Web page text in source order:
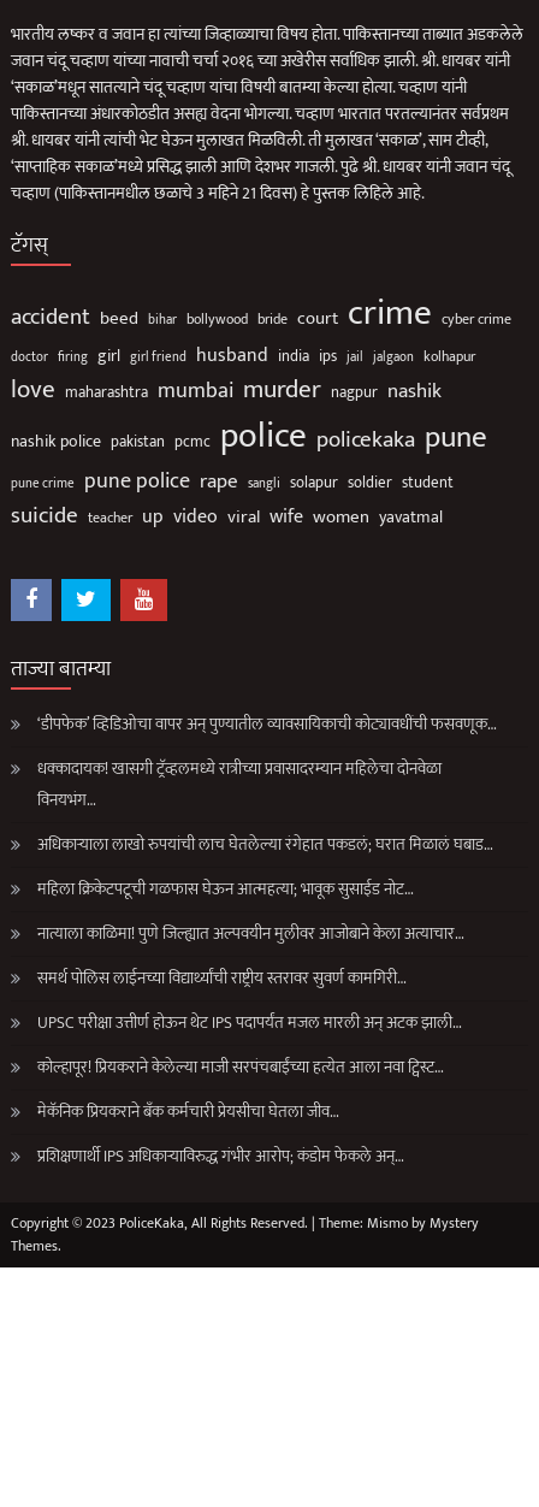
भारतीय लष्कर व जवान हा त्यांच्या जिव्हाळ्याचा विषय होता. पाकिस्तानच्या ताब्यात अडकलेले
जवान चंदू चव्हाण यांच्या नावाची चर्चा २०१६ च्या अखेरीस सर्वाधिक झाली. श्री. धायबर यांनी
‘सकाळ’मधून सातत्याने चंदू चव्हाण यांचा विषयी बातम्या केल्या होत्या. चव्हाण यांनी
पाकिस्तानच्या अंधारकोठडीत असह्य वेदना भोगल्या. चव्हाण भारतात परतल्यानंतर सर्वप्रथम
श्री. धायबर यांनी त्यांची भेट घेऊन मुलाखत मिळविली. ती मुलाखत ‘सकाळ’, साम टीव्ही,
‘साप्ताहिक सकाळ’मध्ये प्रसिद्ध झाली आणि देशभर गाजली. पुढे श्री. धायबर यांनी जवान चंदू
चव्हाण (पाकिस्तानमधील छळाचे 3 महिने 21 दिवस) हे पुस्तक लिहिले आहे.
टॅगस्
accident beed bihar bollywood bride court crime cyber crime
doctor firing girl girl friend husband india ips jail jalgaon kolhapur
love maharashtra mumbai murder nagpur nashik
nashik police pakistan pcmc police policekaka pune
pune crime pune police rape sangli solapur soldier student
suicide teacher up video viral wife women yavatmal
ताज्या बातम्या
‘डीपफेक’ व्हिडिओचा वापर अन् पुण्यातील व्यावसायिकाची कोट्यावधींची फसवणूक…
धक्कादायक! खासगी ट्रॅव्हलमध्ये रात्रीच्या प्रवासादरम्यान महिलेचा दोनवेळा
विनयभंग…
अधिकाऱ्याला लाखो रुपयांची लाच घेतलेल्या रंगेहात पकडलं; घरात मिळालं घबाड…
महिला क्रिकेटपटूची गळफास घेऊन आत्महत्या; भावूक सुसाईड नोट…
नात्याला काळिमा! पुणे जिल्ह्यात अल्पवयीन मुलीवर आजोबाने केला अत्याचार…
समर्थ पोलिस लाईनच्या विद्यार्थ्यांची राष्ट्रीय स्तरावर सुवर्ण कामगिरी…
UPSC परीक्षा उत्तीर्ण होऊन थेट IPS पदापर्यंत मजल मारली अन् अटक झाली…
कोल्हापूर! प्रियकराने केलेल्या माजी सरपंचबाईंच्या हत्येत आला नवा ट्विस्ट…
मेकॅनिक प्रियकराने बँक कर्मचारी प्रेयसीचा घेतला जीव…
प्रशिक्षणार्थी IPS अधिकाऱ्याविरुद्ध गंभीर आरोप; कंडोम फेकले अन्…
Copyright © 2023 PoliceKaka, All Rights Reserved. | Theme: Mismo byMystery
Themes.